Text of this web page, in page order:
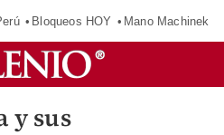
Bloqueos HOY Mano Machinek
y sus